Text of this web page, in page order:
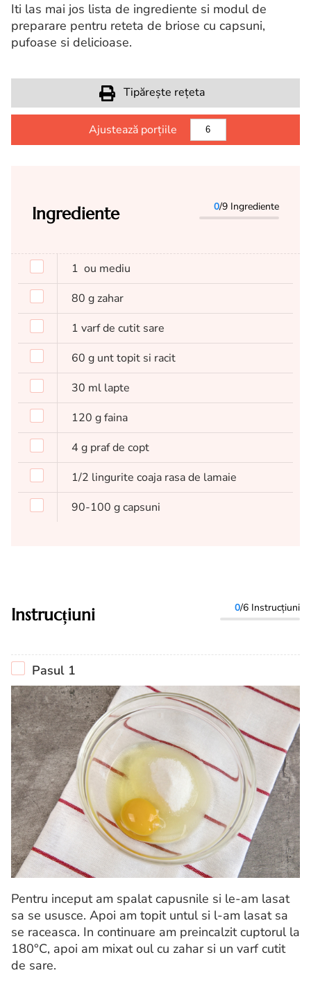
Iti las mai jos lista de ingrediente si modul de
preparare pentru reteta de briose cu capsuni,
pufoase si delicioase.
Tipărește rețeta
Ajustează porțiile
Ingrediente 0/9 Ingrediente
1 ou mediu
80 gzahar
1 varf de cutit sare
60 g unt topit si racit
30 ml lapte
120 gfaina
4 g praf de copt
1/2 lingurite coaja rasa de lamaie
90-100 gcapsuni
Instrucțiuni 0/6 Instrucțiuni
Pasul 1
Pentru inceput am spalat capusnile si le-am lasat
sa se ususce. Apoi am topit untul si l-am lasat sa
se raceasca. In continuare am preincalzit cuptorul la
180°C, apoi am mixat oul cu zahar si un varf cutit
de sare.